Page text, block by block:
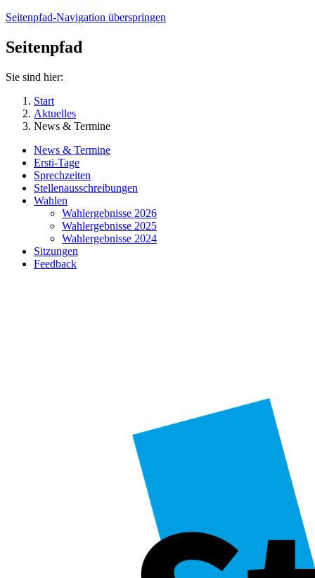
Seitenpfad-Navigation überspringen
Seitenpfad
Sie sind hier:
Start
Aktuelles
News & Termine
News & Termine
Ersti-Tage
Sprechzeiten
Stellenausschreibungen
Wahlen
Wahlergebnisse 2026
Wahlergebnisse 2025
Wahlergebnisse 2024
Sitzungen
Feedback